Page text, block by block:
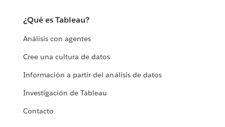
¿Qué es Tableau?
Análisis con agentes
Cree una cultura de datos
Información a partir del análisis de datos
Investigación de Tableau
Contacto